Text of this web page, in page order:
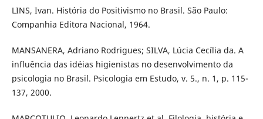
LINS, Ivan. História do Positivismo no Brasil. São Paulo:
Companhia Editora Nacional, 1964.
MANSANERA, Adriano Rodrigues; SILVA, Lúcia Cecília da. A
influência das idéias higienistas no desenvolvimento da
psicologia no Brasil. Psicologia em Estudo, v. 5., n. 1, p. 115-
137, 2000.